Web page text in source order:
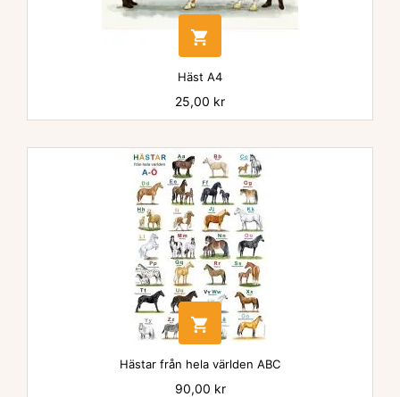

Häst A4
Pris
25,00 kr

Hästar från hela världen ABC
Pris
90,00 kr